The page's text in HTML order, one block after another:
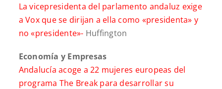
La vicepresidenta del parlamento andaluz exige
a Vox que se dirijan a ella como «presidenta» y
no «presidente»- Huffington
Economía y Empresas
Andalucía acoge a 22 mujeres europeas del
programa The Break para desarrollar su